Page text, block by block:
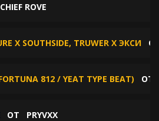
CHIEF ROVE
X SOUTHSIDE, TRUWER X ЭКСИ
812 / YEAT TYPE BEAT)
ОТ PRYVXX